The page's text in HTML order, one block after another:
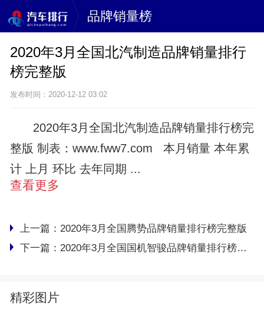
品牌销量榜
2020年3月全国北汽制造品牌销量排行
榜完整版
发布时间：2020-12-12 03:02
2020年3月全国北汽制造品牌销量排行榜完
整版 制表：www.fww7.com 本月销量 本年累
计 上月 环比 去年同期 ...
查看更多
上一篇： 2020年3月全国腾势品牌销量排行榜完整版
下一篇： 2020年3月全国国机智骏品牌销量排行榜完整版
精彩图片